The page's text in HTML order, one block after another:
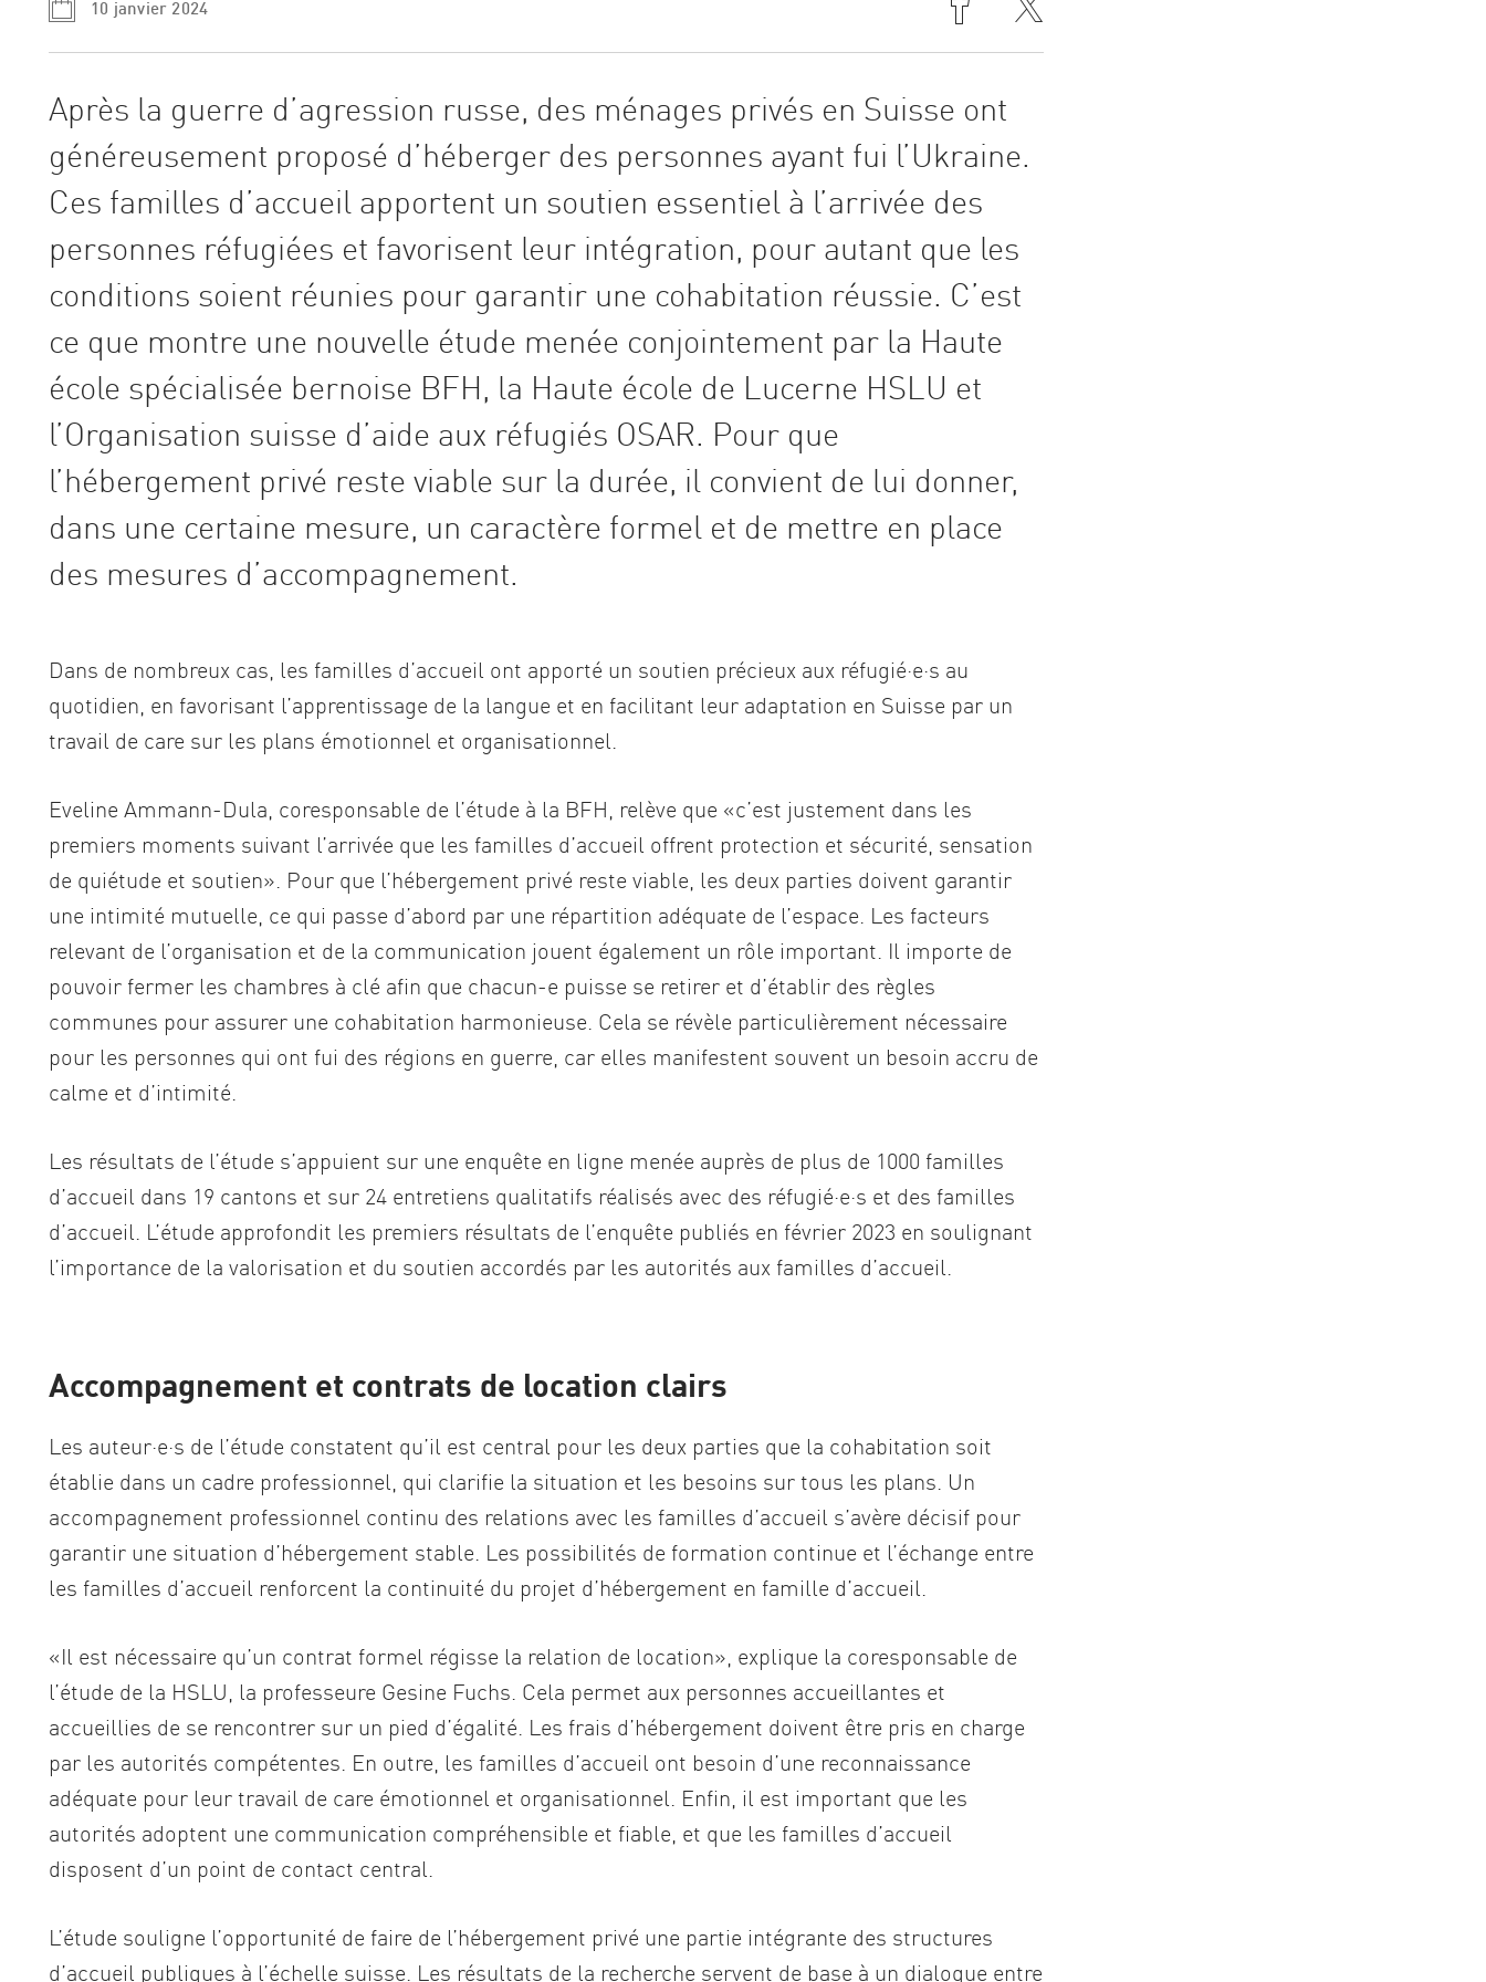
10 janvier 2024
Après la guerre d’agression russe, des ménages privés en Suisse ont
généreusement proposé d’héberger des personnes ayant fui l’Ukraine.
Ces familles d’accueil apportent un soutien essentiel à l’arrivée des
personnes réfugiées et favorisent leur intégration, pour autant que les
conditions soient réunies pour garantir une cohabitation réussie. C’est
ce que montre une nouvelle étude menée conjointement par la Haute
école spécialisée bernoise BFH, la Haute école de Lucerne HSLU et
l’Organisation suisse d’aide aux réfugiés OSAR. Pour que
l’hébergement privé reste viable sur la durée, il convient de lui donner,
dans une certaine mesure, un caractère formel et de mettre en place
des mesures d’accompagnement.
Dans de nombreux cas, les familles d’accueil ont apporté un soutien précieux aux réfugié·e·s au
quotidien, en favorisant l’apprentissage de la langue et en facilitant leur adaptation en Suisse par un
travail de care sur les plans émotionnel et organisationnel.
Eveline Ammann-Dula, coresponsable de l’étude à la BFH, relève que «c’est justement dans les
premiers moments suivant l’arrivée que les familles d’accueil offrent protection et sécurité, sensation
de quiétude et soutien». Pour que l’hébergement privé reste viable, les deux parties doivent garantir
une intimité mutuelle, ce qui passe d’abord par une répartition adéquate de l’espace. Les facteurs
relevant de l’organisation et de la communication jouent également un rôle important. Il importe de
pouvoir fermer les chambres à clé afin que chacun-e puisse se retirer et d’établir des règles
communes pour assurer une cohabitation harmonieuse. Cela se révèle particulièrement nécessaire
pour les personnes qui ont fui des régions en guerre, car elles manifestent souvent un besoin accru de
calme et d’intimité.
Les résultats de l’étude s’appuient sur une enquête en ligne menée auprès de plus de 1000 familles
d’accueil dans 19 cantons et sur 24 entretiens qualitatifs réalisés avec des réfugié·e·s et des familles
d’accueil. L’étude approfondit les premiers résultats de l’enquête publiés en février 2023 en soulignant
l’importance de la valorisation et du soutien accordés par les autorités aux familles d’accueil.
Accompagnement et contrats de location clairs
Les auteur·e·s de l’étude constatent qu’il est central pour les deux parties que la cohabitation soit
établie dans un cadre professionnel, qui clarifie la situation et les besoins sur tous les plans. Un
accompagnement professionnel continu des relations avec les familles d’accueil s’avère décisif pour
garantir une situation d’hébergement stable. Les possibilités de formation continue et l’échange entre
les familles d’accueil renforcent la continuité du projet d’hébergement en famille d’accueil.
«Il est nécessaire qu’un contrat formel régisse la relation de location», explique la coresponsable de
l’étude de la HSLU, la professeure Gesine Fuchs. Cela permet aux personnes accueillantes et
accueillies de se rencontrer sur un pied d’égalité. Les frais d’hébergement doivent être pris en charge
par les autorités compétentes. En outre, les familles d’accueil ont besoin d’une reconnaissance
adéquate pour leur travail de care émotionnel et organisationnel. Enfin, il est important que les
autorités adoptent une communication compréhensible et fiable, et que les familles d’accueil
disposent d’un point de contact central.
L’étude souligne l’opportunité de faire de l’hébergement privé une partie intégrante des structures
d’accueil publiques à l’échelle suisse. Les résultats de la recherche servent de base à un dialogue entre